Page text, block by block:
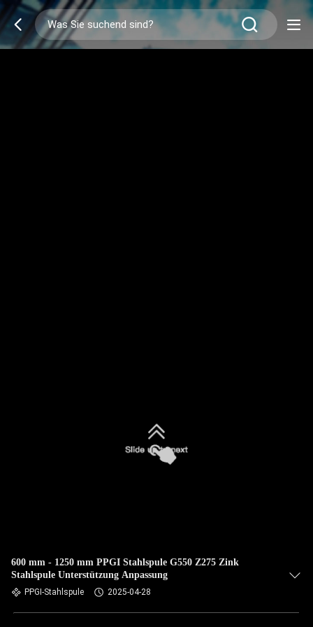
600 mm - 1250 mm PPGI Stahlspule G550 Z275 Zink
Stahlspule Unterstützung Anpassung
PPGI-Stahlspule 2025-04-28